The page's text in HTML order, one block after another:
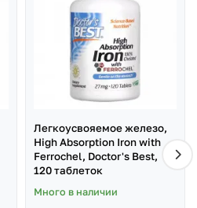
Легкоусвояемое железо,
High Absorption Iron with
Ferrochel, Doctor's Best,
120 таблеток
Много в наличии